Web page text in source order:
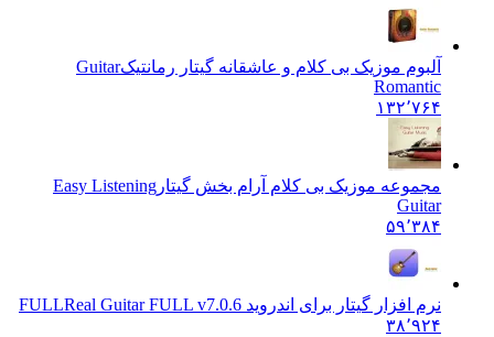
آلبوم موزیک بی کلام و عاشقانه گیتار رمانتیکGuitar
Romantic
۱۳۲٬۷۶۴
مجموعه موزیک بی کلام آرام بخش گیتار Easy Listening
Guitar
۵۹٬۳۸۴
نرم افزار گیتار برای اندروید FULL Real Guitar FULL v7.0.6
۳۸٬۹۲۴